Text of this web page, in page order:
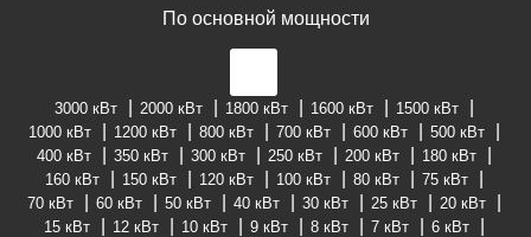
По основной мощности
3000 кВт 2000 кВт 1800 кВт 1600 кВт
1500 кВт
1000 кВт
1200 кВт 800 кВт 700 кВт 600 кВт
500 кВт
400 кВт
350 кВт 300 кВт 250 кВт 200 кВт
180 кВт
160 кВт
150 кВт 120 кВт 100 кВт 80 кВт
75 кВт
70 кВт
60 кВт 50 кВт 40 кВт 30 кВт 25 кВт
20 кВт
15 кВт
12 кВт 10 кВт 9 кВт 8 кВт 7 кВт
6 кВт